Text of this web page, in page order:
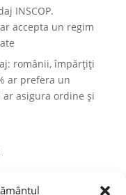
INSCOP.
accepta un regim
românii, împărțiți
ar prefera un
asigura ordine și